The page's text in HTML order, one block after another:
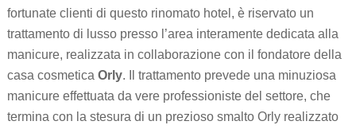
fortunate clienti di questo rinomato hotel, è riservato un
trattamento di lusso presso l’area interamente dedicata alla
manicure, realizzata in collaborazione con il fondatore della
casa cosmetica Orly. Il trattamento prevede una minuziosa
manicure effettuata da vere professioniste del settore, che
termina con la stesura di un prezioso smalto Orly realizzato